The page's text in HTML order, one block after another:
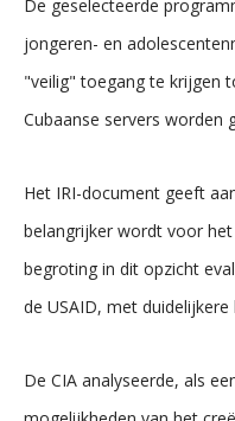
De geselecteerde
jongeren- en
"veilig" toegang te krijgen
Cubaanse servers worden
Het IRI-document geeft
belangrijker wordt voor
begroting in dit opzicht
de USAID, met
De CIA analyseerde, als